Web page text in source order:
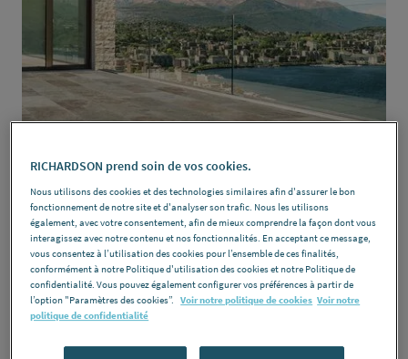
Qu'est-ce qu'un carrelage travertin
?
RICHARDSON prend soin de vos cookies.
Nous utilisons des cookies et des technologies similaires afin d'assurer le bon
fonctionnement de notre site et d'analyser son trafic. Nous les utilisons
également, avec votre consentement, afin de mieux comprendre la façon dont vous
interagissez avec notre contenu et nos fonctionnalités. En acceptant ce message,
vous consentez à l’utilisation des cookies pour l’ensemble de ces finalités,
conformément à notre Politique d'utilisation des cookies et notre Politique de
confidentialité. Vous pouvez également configurer vos préférences à partir de
l’option "Paramètres des cookies”. Voir notre politique de cookies Voir notre
politique de confidentialité